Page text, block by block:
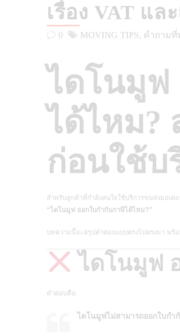
เรื่อง VAT แล
0 MOVING TIPS คำถามที่
ไดโนมูฟ
ได้ไหม?
ก่อนใช้บ
สำหรับลูกค้าที่กำลังสนใจใช้บริการขนส่งมอเต
“ไดโนมูฟ ออกใบกำกับภาษีได้ไหม?”
บทความนี้จะสรุปคำตอบแบบตรงไปตรงมา พร้
ไดโนมูฟ
คำตอบคือ:
ไดโนมูฟไม่สามารถออกใบกำ